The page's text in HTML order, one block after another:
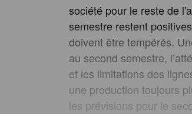
société pour le reste de
semestre restent
doivent être tempérés.
au second semestre,
et les limitations des
une production toujours
les prévisions pour le